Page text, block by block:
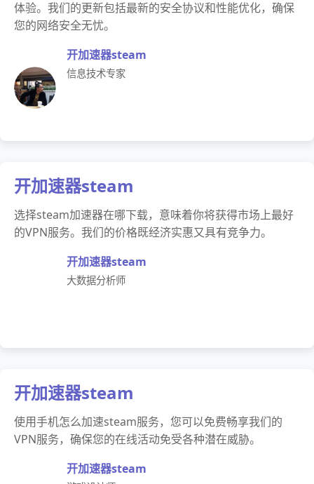
体验。我们的更新包括最新的安全协议和性能优化，确保
您的网络安全无忧。
开加速器steam
信息技术专家
开加速器steam
选择steam加速器在哪下载，意味着你将获得市场上最好
的VPN服务。我们的价格既经济实惠又具有竞争力。
开加速器steam
大数据分析师
开加速器steam
使用手机怎么加速steam服务，您可以免费畅享我们的
VPN服务，确保您的在线活动免受各种潜在威胁。
开加速器steam